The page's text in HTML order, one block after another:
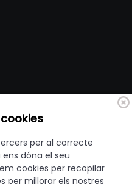
per al correcte
dóna el seu
cookies per recopilar
per millorar els nostres